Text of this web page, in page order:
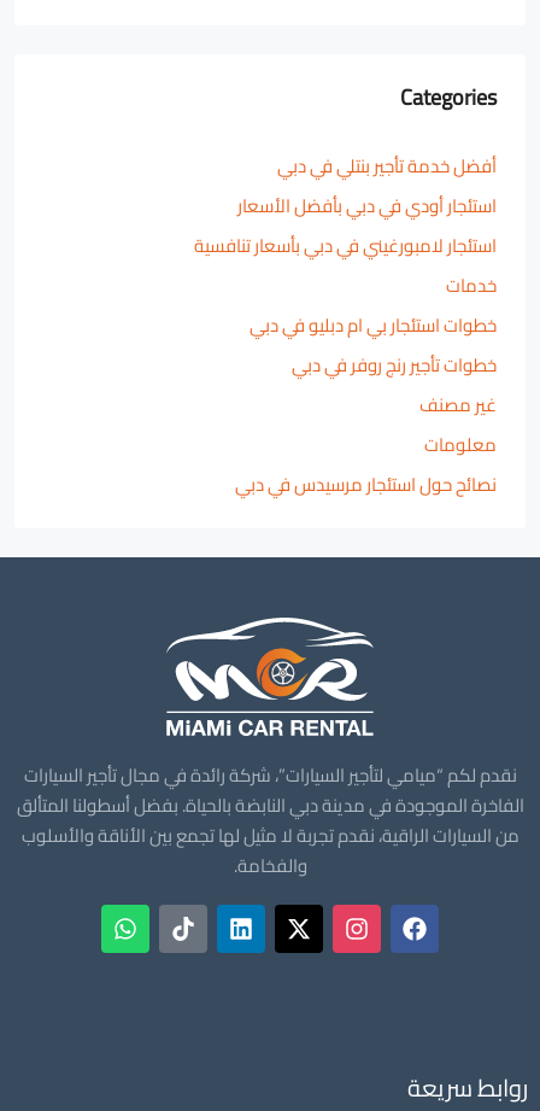
Categories
أفضل خدمة تأجير بنتلي في دبي
استئجار أودي في دبي بأفضل الأسعار
استئجار لامبورغيني في دبي بأسعار تنافسية
خدمات
خطوات استئجار بي ام دبليو في دبي
خطوات تأجير رنج روفر في دبي
غير مصنف
معلومات
نصائح حول استئجار مرسيدس في دبي
نقدم لكم “ميامي لتأجير السيارات”، شركة رائدة في مجال تأجير السيارات
الفاخرة الموجودة في مدينة دبي النابضة بالحياة. بفضل أسطولنا المتألق
من السيارات الراقية، نقدم تجربة لا مثيل لها تجمع بين الأناقة والأسلوب
والفخامة.
روابط سريعة